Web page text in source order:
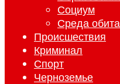
Социум
Среда
Происшествия
Криминал
Спорт
Черноземье